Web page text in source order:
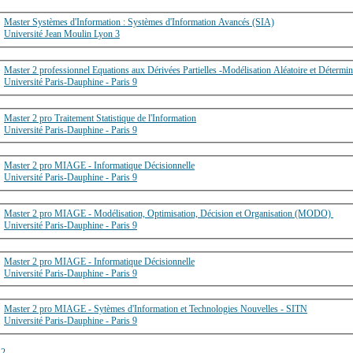
Master Systèmes d'Information : Systèmes d'Information Avancés (SIA)
Université Jean Moulin Lyon 3
Master 2 professionnel Equations aux Dérivées Partielles -Modélisation Aléatoire et
Université Paris-Dauphine - Paris 9
Master 2 pro Traitement Statistique de l'Information
Université Paris-Dauphine - Paris 9
Master 2 pro MIAGE - Informatique Décisionnelle
Université Paris-Dauphine - Paris 9
Master 2 pro MIAGE - Modélisation, Optimisation, Décision et Organisation (MODO)
Université Paris-Dauphine - Paris 9
Master 2 pro MIAGE - Informatique Décisionnelle
Université Paris-Dauphine - Paris 9
Master 2 pro MIAGE - Sytèmes d'Information et Technologies Nouvelles - SITN
Université Paris-Dauphine - Paris 9